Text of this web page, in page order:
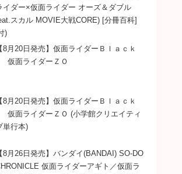
イダー×仮面ライダー オーズ＆ダブル
スカル MOVIE大戦CORE) [分冊百科]
)
【8月20日発売】仮面ライダーＢｌａｃｋ
仮面ライダーＺＯ
【8月20日発売】仮面ライダーＢｌａｃｋ
仮面ライダーＺＯ (小学館クリエイティ
単行本)
【8月26日発売】バンダイ(BANDAI) SO-DO
仮面ライダーアギト／仮面ラ